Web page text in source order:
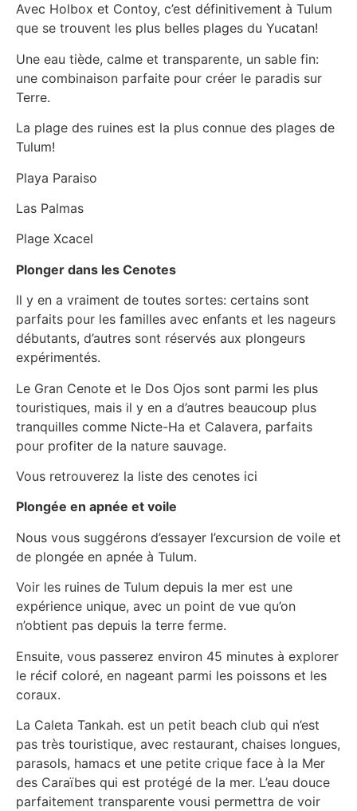
Avec Holbox et Contoy, c’est définitivement à Tulum
que se trouvent les plus belles plages du Yucatan!
Une eau tiède, calme et transparente, un sable fin:
une combinaison parfaite pour créer le paradis sur
Terre.
La plage des ruines est la plus connue des plages de
Tulum!
Playa Paraiso
Las Palmas
Plage Xcacel
Plonger dans les Cenotes
Il y en a vraiment de toutes sortes: certains sont
parfaits pour les familles avec enfants et les nageurs
débutants, d’autres sont réservés aux plongeurs
expérimentés.
Le Gran Cenote et le Dos Ojos sont parmi les plus
touristiques, mais il y en a d’autres beaucoup plus
tranquilles comme Nicte-Ha et Calavera, parfaits
pour profiter de la nature sauvage.
Vous retrouverez la liste des cenotes ici
Plongée en apnée et voile
Nous vous suggérons d’essayer l’excursion de voile et
de plongée en apnée à Tulum.
Voir les ruines de Tulum depuis la mer est une
expérience unique, avec un point de vue qu’on
n’obtient pas depuis la terre ferme.
Ensuite, vous passerez environ 45 minutes à explorer
le récif coloré, en nageant parmi les poissons et les
coraux.
La Caleta Tankah. est un petit beach club qui n’est
pas très touristique, avec restaurant, chaises longues,
parasols, hamacs et une petite crique face à la Mer
des Caraïbes qui est protégé de la mer. L’eau douce
parfaitement transparente vousi permettra de voir